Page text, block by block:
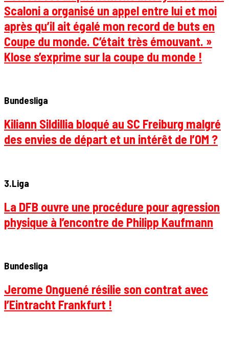
Scaloni a organisé un appel entre lui et moi
après qu’il ait égalé mon record de buts en
Coupe du monde. C’était très émouvant. »
Klose s’exprime sur la coupe du monde !
Bundesliga
Kiliann Sildillia bloqué au SC Freiburg malgré
des envies de départ et un intérêt de l’OM ?
3.Liga
La DFB ouvre une procédure pour agression
physique à l’encontre de Philipp Kaufmann
Bundesliga
Jerome Onguené résilie son contrat avec
l’Eintracht Frankfurt !